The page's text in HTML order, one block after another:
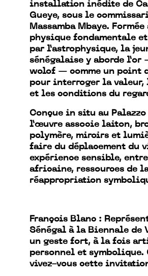
installation inédite de
Gueye, sous le
Massamba Mbaye. Formée
physique fondamentale
par l’astrophysique, la
sénégalaise y aborde l’or
wolof — comme un point
pour interroger la valeur,
et les conditions du
Conçue in situ au Palazzo
l’œuvre associe laiton,
polymère, miroirs et
faire du déplacement du
expérience sensible,
africaine, ressources de
réappropriation
François Blanc :
Sénégal à la Biennale de
un geste fort, à la fois
personnel et symbolique.
vivez-vous cette